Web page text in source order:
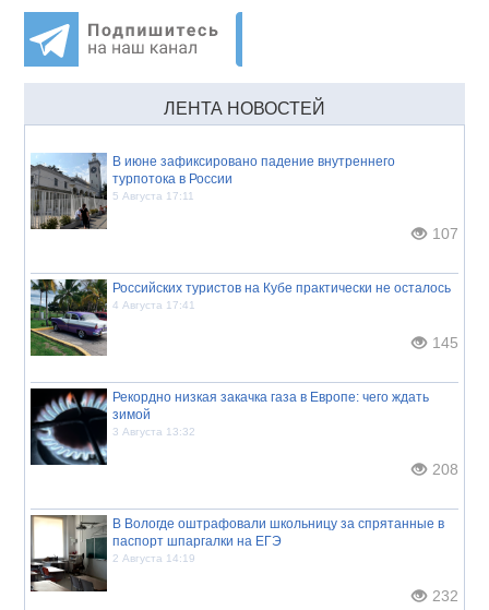
ЛЕНТА НОВОСТЕЙ
В июне зафиксировано падение внутреннего
турпотока в России
5 Августа 17:11
107
Российских туристов на Кубе практически не осталось
4 Августа 17:41
145
Рекордно низкая закачка газа в Европе: чего ждать
зимой
3 Августа 13:32
208
В Вологде оштрафовали школьницу за спрятанные в
паспорт шпаргалки на ЕГЭ
2 Августа 14:19
232